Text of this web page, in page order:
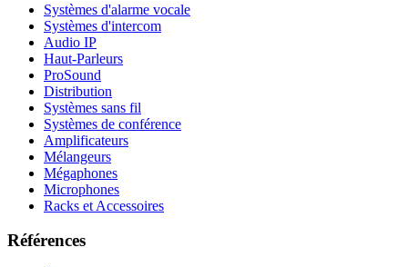
Systèmes d'alarme vocale
Systèmes d'intercom
Audio IP
Haut-Parleurs
ProSound
Distribution
Systèmes sans fil
Systèmes de conférence
Amplificateurs
Mélangeurs
Mégaphones
Microphones
Racks et Accessoires
Références